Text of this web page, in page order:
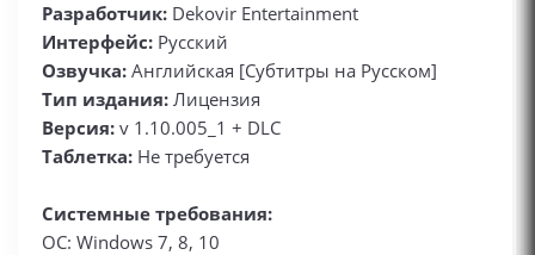
Разработчик: Dekovir Entertainment
Интерфейс: Русский
Озвучка: Английская [Субтитры на Русском]
Тип издания: Лицензия
Версия: v 1.10.005_1 + DLC
Таблетка: Не требуется
Системные требования:
ОС: Windows 7, 8, 10